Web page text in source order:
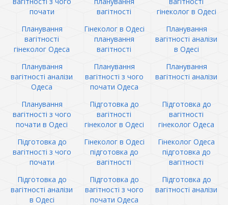
почати
вагітності
гінеколог в Одесі
Планування
вагітності
гінеколог Одеса
Гінеколог в Одесі
планування
вагітності
Планування
вагітності аналізи
в Одесі
Планування
вагітності аналізи
Одеса
Планування
вагітності з чого
почати Одеса
Планування
вагітності аналізи
Планування
вагітності з чого
почати в Одесі
Підготовка до
вагітності
гінеколог в Одесі
Підготовка до
вагітності
гінеколог Одеса
Підготовка до
вагітності з чого
почати
Гінеколог в Одесі
підготовка до
вагітності
Гінеколог Одеса
підготовка до
вагітності
Підготовка до
вагітності аналізи
в Одесі
Підготовка до
вагітності з чого
почати Одеса
Підготовка до
вагітності аналізи